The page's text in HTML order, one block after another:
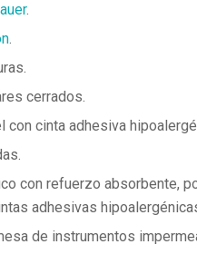
.
.
cerrados.
con cinta adhesiva
con refuerzo absorbente,
adhesivas
de instrumentos